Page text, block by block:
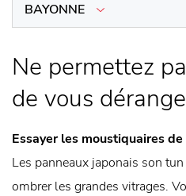
BAYONNE
Ne permettez
de vous
Essayer les moustiquaires
Les panneaux japonais son
ombrer les grandes vitrages.